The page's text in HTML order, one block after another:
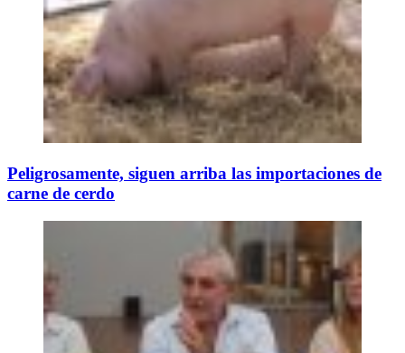
Peligrosamente, siguen arriba las importaciones de
carne de cerdo